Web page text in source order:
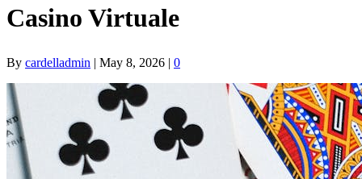
Casino Virtuale
By cardelladmin | May 8, 2026 | 0